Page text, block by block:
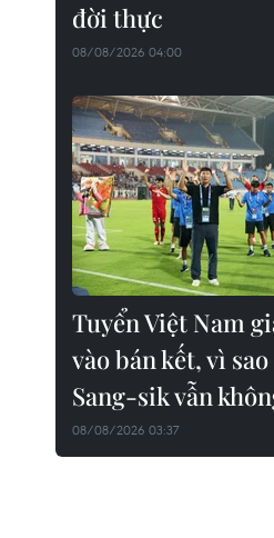
đời thực
08/08/2026 04:00
Tuyển Việt Nam
vào bán kết, vì
Sang-sik vẫn
08/08/2026 03:37